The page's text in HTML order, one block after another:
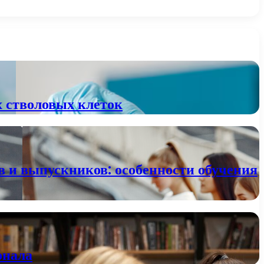
клеток
и выпускников: особенности обучения